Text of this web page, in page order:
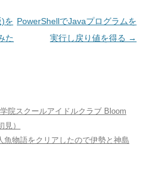
を
た
PowerShellでJavaプログラムを
実行し戻り値を得る →
院スクールアイドルクラブ Bloom
）
物語をクリアしたので伊勢と神島